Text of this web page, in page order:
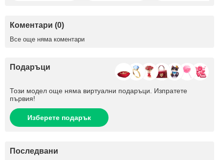
Коментари (0)
Все още няма коментари
Подаръци
Този модел още няма виртуални подаръци. Изпратете
първия!
Изберете подарък
Последвани